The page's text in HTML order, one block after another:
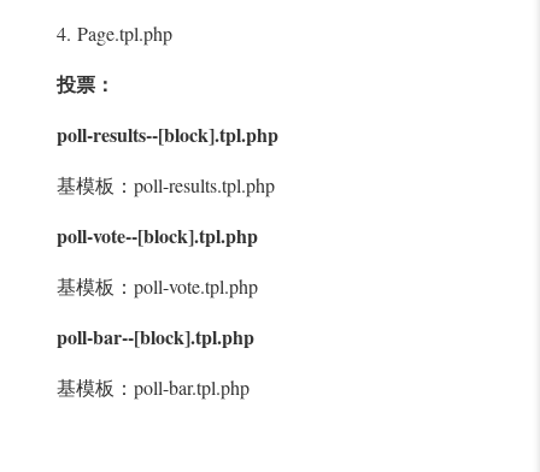
4. Page.tpl.php
投票：
poll-results--[block].tpl.php
基模板：poll-results.tpl.php
poll-vote--[block].tpl.php
基模板：poll-vote.tpl.php
poll-bar--[block].tpl.php
基模板：poll-bar.tpl.php